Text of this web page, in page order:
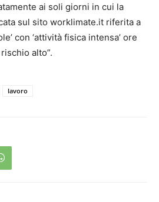
ai soli giorni in cui la
sul sito worklimate.it riferita a
con ‘attività fisica intensa’ ore
alto”.
lavoro